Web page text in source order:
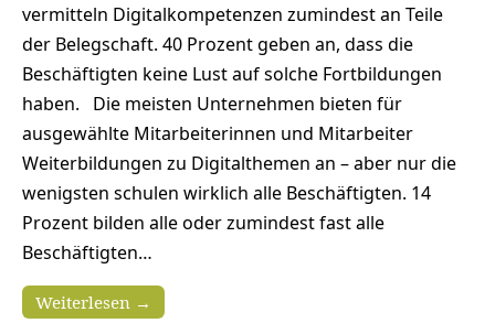
vermitteln Digitalkompetenzen zumindest an Teile
der Belegschaft. 40 Prozent geben an, dass die
Beschäftigten keine Lust auf solche Fortbildungen
haben. Die meisten Unternehmen bieten für
ausgewählte Mitarbeiterinnen und Mitarbeiter
Weiterbildungen zu Digitalthemen an – aber nur die
wenigsten schulen wirklich alle Beschäftigten. 14
Prozent bilden alle oder zumindest fast alle
Beschäftigten…
Weiterlesen →